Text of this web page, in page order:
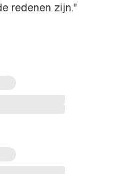
redenen zijn."